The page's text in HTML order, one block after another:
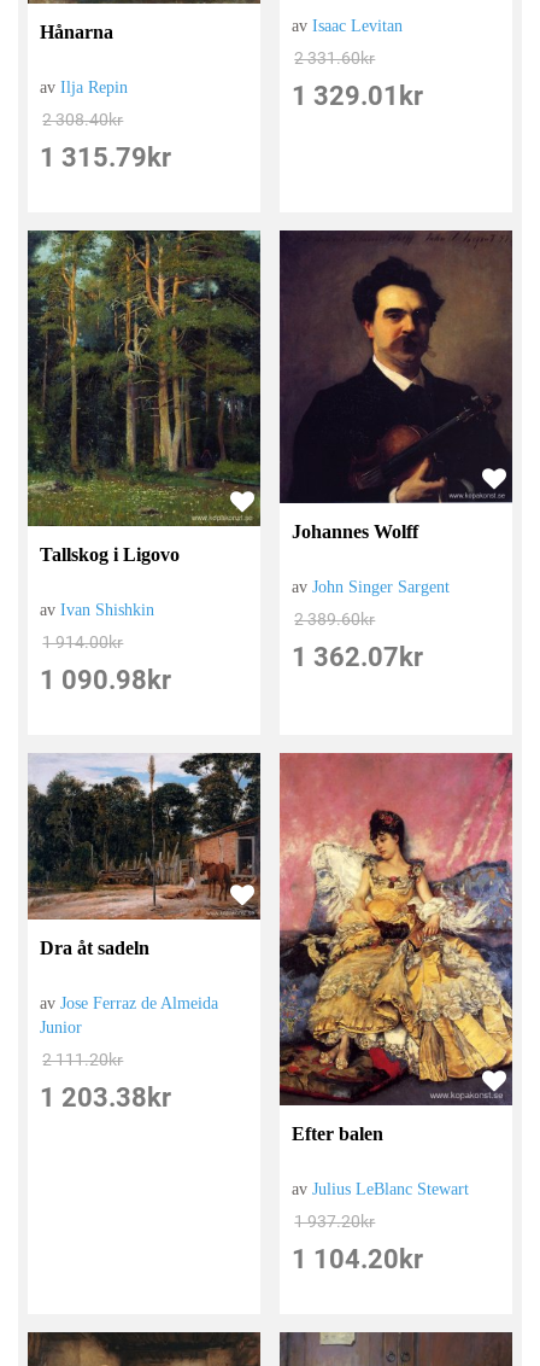
Hånarna
avIlja Repin
2 308.40kr
1 315.79 kr
avIsaac Levitan
2 331.60kr
1 329.01 kr
Tallskog i Ligovo
avIvan Shishkin
1 914.00kr
1 090.98 kr
Johannes Wolff
avJohn Singer Sargent
2 389.60kr
1 362.07 kr
Dra åt sadeln
avJose Ferraz de Almeida
Junior
2 111.20kr
1 203.38 kr
Efter balen
avJulius LeBlanc Stewart
1 937.20kr
1 104.20 kr